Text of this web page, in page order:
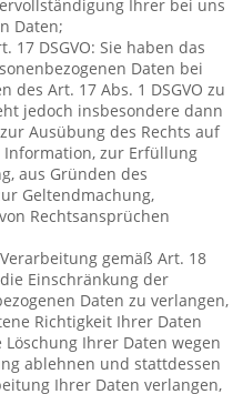
Ihrer bei uns
Daten;
17 DSGVO: Sie haben das
Daten bei
des Art. 17 Abs. 1 DSGVO zu
jedoch insbesondere dann
Ausübung des Rechts auf
zur Erfüllung
aus Gründen des
Geltendmachung,
Rechtsansprüchen
gemäß Art. 18
die Einschränkung der
Daten zu verlangen,
Richtigkeit Ihrer Daten
Ihrer Daten wegen
ablehnen und stattdessen
Ihrer Daten verlangen,